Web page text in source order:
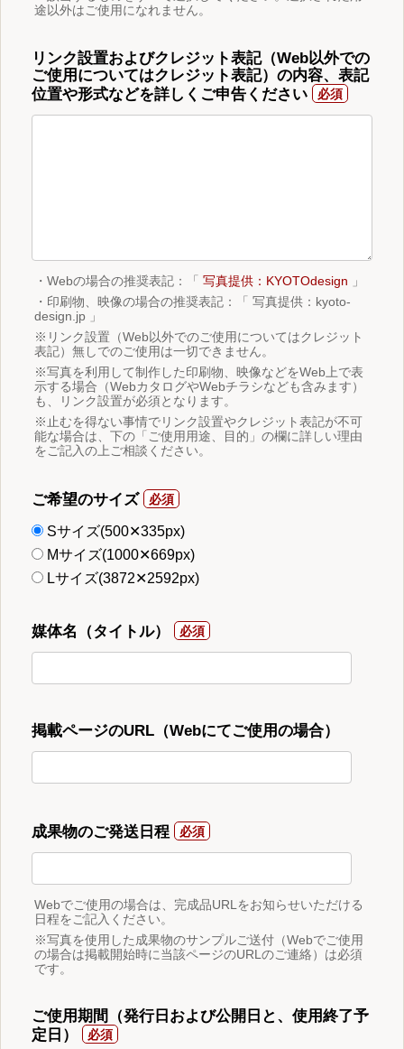
途以外はご使用になれません。
リンク設置およびクレジット表記（Web以外での
ご使用についてはクレジット表記）の内容、表記
位置や形式などを詳しくご申告ください
・Webの場合の推奨表記：「 写真提供：KYOTOdesign 」
・印刷物、映像の場合の推奨表記：「 写真提供：kyoto-
design.jp 」
※リンク設置（Web以外でのご使用についてはクレジット
表記）無しでのご使用は一切できません。
※写真を利用して制作した印刷物、映像などをWeb上で表
示する場合（WebカタログやWebチラシなども含みます）
も、リンク設置が必須となります。
※止むを得ない事情でリンク設置やクレジット表記が不可
能な場合は、下の「ご使用用途、目的」の欄に詳しい理由
をご記入の上ご相談ください。
ご希望のサイズ
Sサイズ(500✕335px)
Mサイズ(1000✕669px)
Lサイズ(3872✕2592px)
媒体名（タイトル）
掲載ページのURL（Webにてご使用の場合）
成果物のご発送日程
Webでご使用の場合は、完成品URLをお知らせいただける
日程をご記入ください。
※写真を使用した成果物のサンプルご送付（Webでご使用
の場合は掲載開始時に当該ページのURLのご連絡）は必須
です。
ご使用期間（発行日および公開日と、使用終了予
定日）